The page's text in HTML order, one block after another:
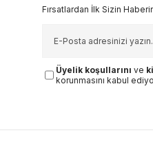
Fırsatlardan İlk Sizin
Üyelik koşullarını ve
korunmasını kabul